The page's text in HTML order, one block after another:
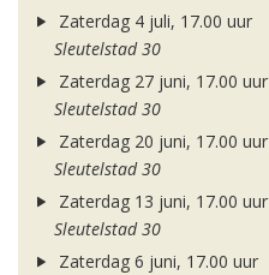
Zaterdag 4 juli, 17.00 uur
Sleutelstad 30
Zaterdag 27 juni, 17.00 uur
Sleutelstad 30
Zaterdag 20 juni, 17.00 uur
Sleutelstad 30
Zaterdag 13 juni, 17.00 uur
Sleutelstad 30
Zaterdag 6 juni, 17.00 uur